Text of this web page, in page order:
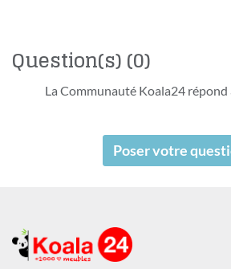
Question(s)(0)
La Communauté Koala24 répond
Poser votre